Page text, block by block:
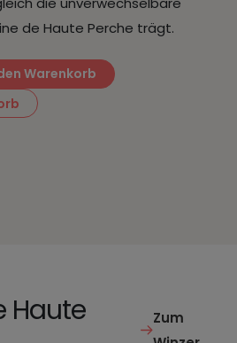
de Haute Perche trägt.
Warenkorb
Haute
Zum